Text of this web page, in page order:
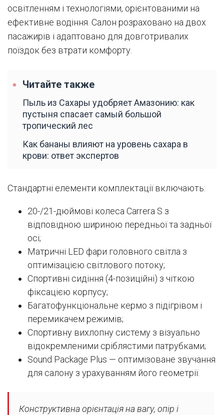
освітленням і технологіями, орієнтованими на
ефективне водіння. Салон розраховано на двох
пасажирів і адаптовано для довготривалих
поїздок без втрати комфорту.
Читайте также
Пыль из Сахары удобряет Амазонию: как
пустыня спасает самый большой
тропический лес
Как бананы влияют на уровень сахара в
крови: ответ экспертов
Стандартні елементи комплектації включають:
20-/21-дюймові колеса Carrera S з
відповідною шириною передньої та задньої
осі;
Матричні LED фари головного світла з
оптимізацією світлового потоку;
Спортивні сидіння (4-позиційні) з чіткою
фіксацією корпусу;
Багатофункціональне кермо з підігрівом і
перемикачем режимів;
Спортивну вихлопну систему з візуально
відокремленими сріблястими патрубками;
Sound Package Plus — оптимізоване звучання
для салону з урахуванням його геометрії.
Конструктивна орієнтація на вагу, опір і